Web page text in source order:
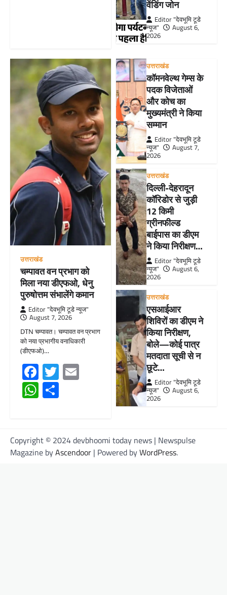
वेंडिंग जोन
Editor "देवभूमि टूडे
न्यूज"
August 6,
2026
उत्तराखंड
चम्पावत वन प्रभाग को
मिला नया डीएफओ, धेनु
पुरुषोत्तम संभालेंगे कमान
Editor "देवभूमि टूडे न्यूज"
August 7, 2026
DTN चम्पावत। चम्पावत वन प्रभाग
को नया प्रभागीय वनाधिकारी
(डीएफओ)…
Facebook
TwitterEmail
WhatsApp
उत्तराखंड
कॉमनवेल्थ गेम्स के
पदक विजेताओं
और कोच का
मुख्यमंत्री ने किया
सम्मान
Editor "देवभूमि टूडे
न्यूज"
August 7,
2026
उत्तराखंड
दिल्ली-देहरादून
कॉरिडोर से जुड़ी
12 किमी
ग्रीनफील्ड
बाईपास का डीएम
ने किया निरीक्षण…
Editor "देवभूमि टूडे
न्यूज"
August 6,
2026
उत्तराखंड
एसआईआर
शिविरों का डीएम ने
किया निरीक्षण,
बोले—कोई पात्र
मतदाता सूची से न
छूटे…
Editor "देवभूमि टूडे
न्यूज"
August 6,
2026
Copyright © 2024 devbhoomi today news | Newspulse
Magazine byAscendoor | Powered byWordPress.